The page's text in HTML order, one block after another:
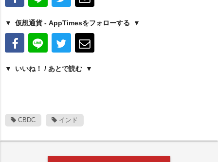
仮想通貨 - AppTimesをフォローする
いいね！ / あとで読む
CBDC インド